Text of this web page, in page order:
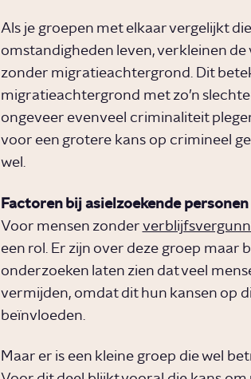
Als je groepen met elkaar vergelijkt
omstandigheden leven, verkleinen
zonder migratieachtergrond. Dit
migratieachtergrond met zo’n
ongeveer evenveel criminaliteit
voor een grotere kans op crimineel
wel.
Factoren bij asielzoekende personen
Voor mensen zonder
een rol. Er zijn over deze groep maar
onderzoeken laten zien dat veel
vermijden, omdat dit hun kansen op
beïnvloeden.
Maar er is een kleine groep die wel